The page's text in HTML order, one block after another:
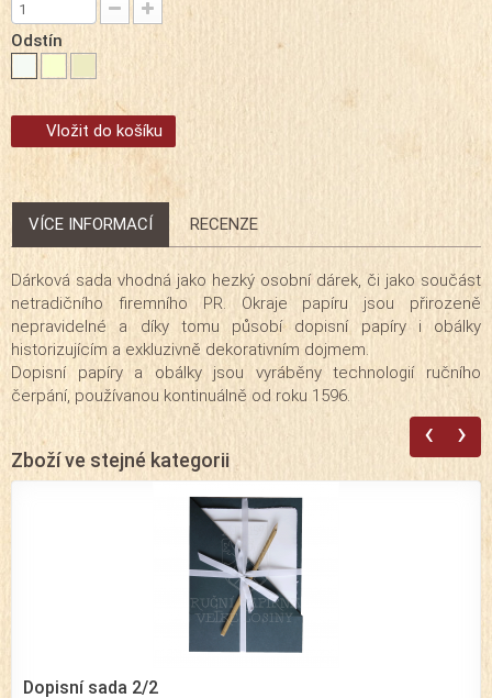
Odstín
Vložit do košíku
VÍCE INFORMACÍ RECENZE
Dárková sada vhodná jako hezký osobní dárek, či jako součást
netradičního firemního PR. Okraje papíru jsou přirozeně
nepravidelné a díky tomu působí dopisní papíry i obálky
historizujícím a exkluzivně dekorativním dojmem.
Dopisní papíry a obálky jsou vyráběny technologií ručního
čerpání, používanou kontinuálně od roku 1596.
Zboží ve stejné kategorii
‹ ›
Dopisní sada 2/2